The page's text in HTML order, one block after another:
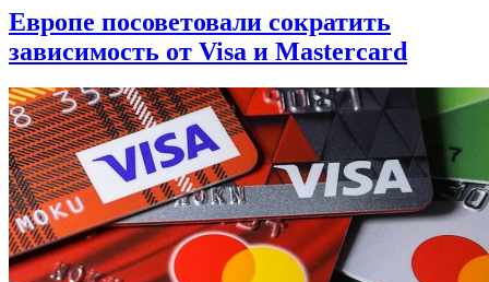
Европе посоветовали сократить
зависимость от Visa и Mastercard